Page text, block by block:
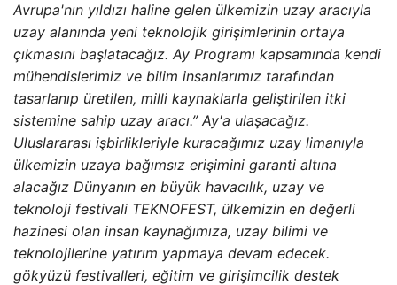
Avrupa'nın yıldızı haline gelen ülkemizin uzay aracıyla
uzay alanında yeni teknolojik girişimlerinin ortaya
çıkmasını başlatacağız. Ay Programı kapsamında kendi
mühendislerimiz ve bilim insanlarımız tarafından
tasarlanıp üretilen, milli kaynaklarla geliştirilen itki
sistemine sahip uzay aracı.” Ay'a ulaşacağız.
Uluslararası işbirlikleriyle kuracağımız uzay limanıyla
ülkemizin uzaya bağımsız erişimini garanti altına
alacağız Dünyanın en büyük havacılık, uzay ve
teknoloji festivali TEKNOFEST, ülkemizin en değerli
hazinesi olan insan kaynağımıza, uzay bilimi ve
teknolojilerine yatırım yapmaya devam edecek.
gökyüzü festivalleri, eğitim ve girişimcilik destek